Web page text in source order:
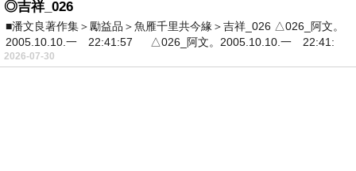
◎吉祥_026
■潘文良著作集＞勵益品＞魚雁千里共今緣＞吉祥_026 △026_阿文。
2005.10.10.一 22:41:57 △026_阿文。2005.10.10.一 22:41:
2026-07-30